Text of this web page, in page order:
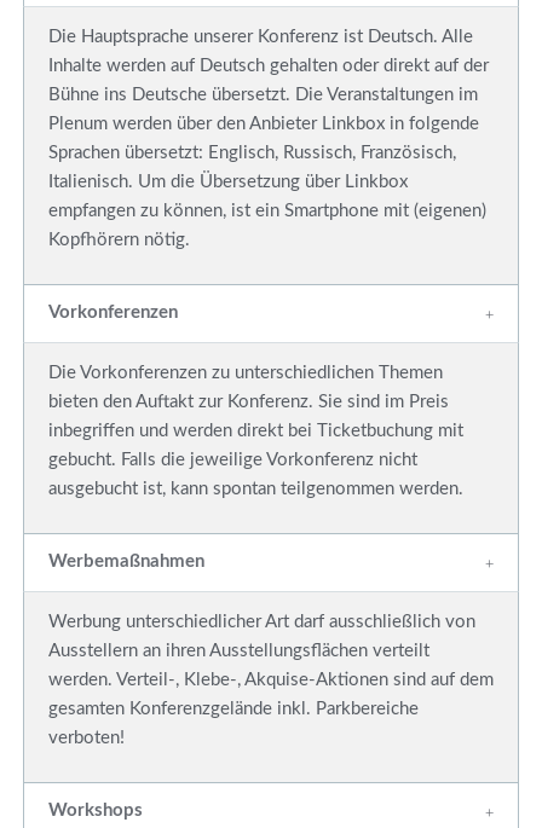
Die Hauptsprache unserer Konferenz ist Deutsch. Alle
Inhalte werden auf Deutsch gehalten oder direkt auf der
Bühne ins Deutsche übersetzt. Die Veranstaltungen im
Plenum werden über den Anbieter Linkbox in folgende
Sprachen übersetzt: Englisch, Russisch, Französisch,
Italienisch. Um die Übersetzung über Linkbox
empfangen zu können, ist ein Smartphone mit (eigenen)
Kopfhörern nötig.
Vorkonferenzen
Die Vorkonferenzen zu unterschiedlichen Themen
bieten den Auftakt zur Konferenz. Sie sind im Preis
inbegriffen und werden direkt bei Ticketbuchung mit
gebucht. Falls die jeweilige Vorkonferenz nicht
ausgebucht ist, kann spontan teilgenommen werden.
Werbemaßnahmen
Werbung unterschiedlicher Art darf ausschließlich von
Ausstellern an ihren Ausstellungsflächen verteilt
werden. Verteil-, Klebe-, Akquise-Aktionen sind auf dem
gesamten Konferenzgelände inkl. Parkbereiche
verboten!
Workshops